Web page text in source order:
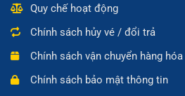
Quy chế hoạt động
Chính sách hủy vé / đổi trả
Chính sách vận chuyển hàng hóa
Chính sách bảo mật thông tin